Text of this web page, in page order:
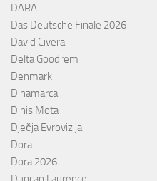
DARA
Das Deutsche Finale 2026
David Civera
Delta Goodrem
Denmark
Dinamarca
Dinis Mota
Dječja Evrovizija
Dora
Dora 2026